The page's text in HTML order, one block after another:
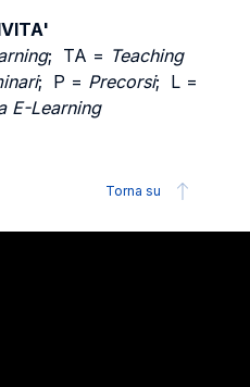
; TA = Teaching
; P = Precorsi; L =
E-Learning
Torna su